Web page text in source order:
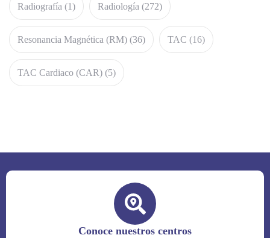
Radiografía (1) Radiología (272)
Resonancia Magnética (RM) (36) TAC (16)
TAC Cardiaco (CAR) (5)
Conoce nuestros centros